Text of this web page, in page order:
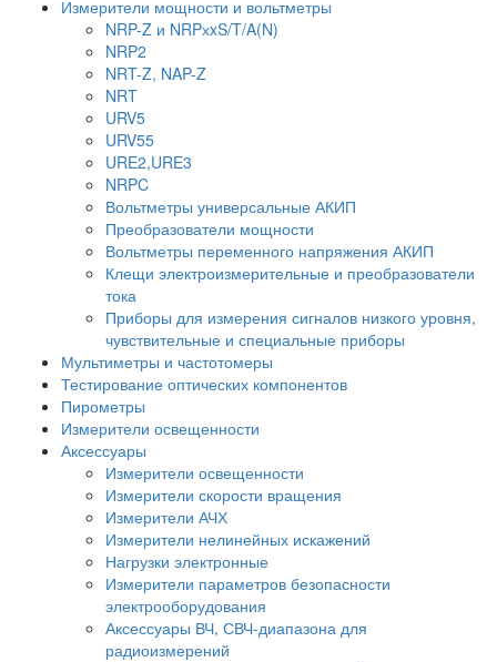
Измерители мощности и вольтметры
NRP-Z и NRPхxS/T/A(N)
NRP2
NRT-Z, NAP-Z
NRT
URV5
URV55
URE2,URE3
NRPC
Вольтметры универсальные АКИП
Преобразователи мощности
Вольтметры переменного напряжения АКИП
Клещи электроизмерительные и преобразователи
тока
Приборы для измерения сигналов низкого уровня,
чувствительные и специальные приборы
Мультиметры и частотомеры
Тестирование оптических компонентов
Пирометры
Измерители освещенности
Аксессуары
Измерители освещенности
Измерители скорости вращения
Измерители АЧХ
Измерители нелинейных искажений
Нагрузки электронные
Измерители параметров безопасности
электрооборудования
Аксессуары ВЧ, СВЧ-диапазона для
радиоизмерений